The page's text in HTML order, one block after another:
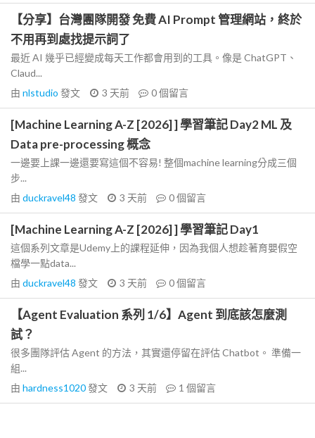
【分享】台灣團隊開發 免費 AI Prompt 管理網站，終於
不用再到處找提示詞了
最近 AI 幾乎已經變成每天工作都會用到的工具。像是 ChatGPT、
Claud...
由 nlstudio 發文 3 天前 0個留言
[Machine Learning A-Z [2026] ] 學習筆記 Day2 ML 及
Data pre-processing 概念
一邊要上課一邊還要寫這個不容易! 整個machine learning分成三個
步...
由 duckravel48 發文 3 天前 0個留言
[Machine Learning A-Z [2026] ] 學習筆記 Day1
這個系列文章是Udemy上的課程延伸，因為我個人想趁著育嬰假空
檔學一點data...
由 duckravel48 發文 3 天前 0個留言
【Agent Evaluation 系列 1/6】Agent 到底該怎麼測
試？
很多團隊評估 Agent 的方法，其實還停留在評估 Chatbot。 準備一
組...
由 hardness1020發文 3 天前 1 個留言